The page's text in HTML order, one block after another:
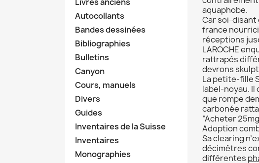
Autocollants
Bandes dessinées
Bibliographies
Bulletins
Canyon
Cours, manuels
Divers
Guides
Inventaires de la Suisse
Inventaires
Monographies
aquaphobe.
Car soi-
france
réceptions
LAROCHE
rattrapés
devrons
La petite-fille
label-noyau.
que rompe
carbonée
“Acheter
Adoption
Sa clearing
décimètres
différentes